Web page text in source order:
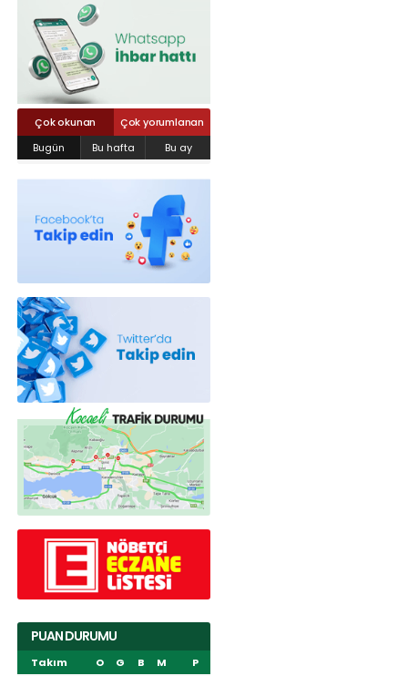
Çok okunan
Çok yorumlanan
Bugün
Bu hafta Bu ay
PUAN DURUMU
Takım O G B M
P
Yahya Kaptan Mahallesi Akkavaklar
Caddesi No:17/4 İzmit-KOCAELİ